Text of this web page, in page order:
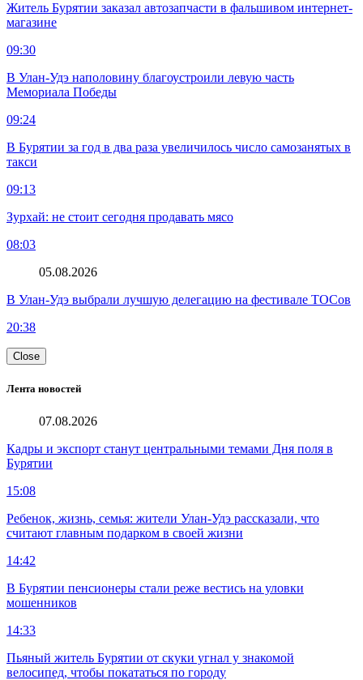
Житель Бурятии заказал автозапчасти в фальшивом интернет-
магазине
09:30
В Улан-Удэ наполовину благоустроили левую часть
Мемориала Победы
09:24
В Бурятии за год в два раза увеличилось число самозанятых в
такси
09:13
Зурхай: не стоит сегодня продавать мясо
08:03
05.08.2026
В Улан-Удэ выбрали лучшую делегацию на фестивале ТОСов
20:38
Close
Лента новостей
07.08.2026
Кадры и экспорт станут центральными темами Дня поля в
Бурятии
15:08
Ребенок, жизнь, семья: жители Улан-Удэ рассказали, что
считают главным подарком в своей жизни
14:42
В Бурятии пенсионеры стали реже вестись на уловки
мошенников
14:33
Пьяный житель Бурятии от скуки угнал у знакомой
велосипед, чтобы покататься по городу